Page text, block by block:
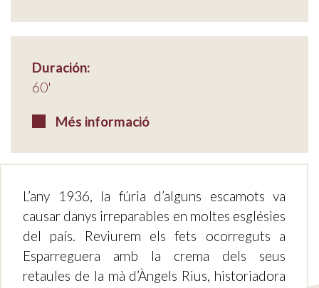
Duración:
60'
Més informació
L’any 1936, la fúria d’alguns escamots va
causar danys irreparables en moltes esglésies
del país. Reviurem els fets ocorreguts a
Esparreguera amb la crema dels seus
retaules de la mà d’Àngels Rius, historiadora